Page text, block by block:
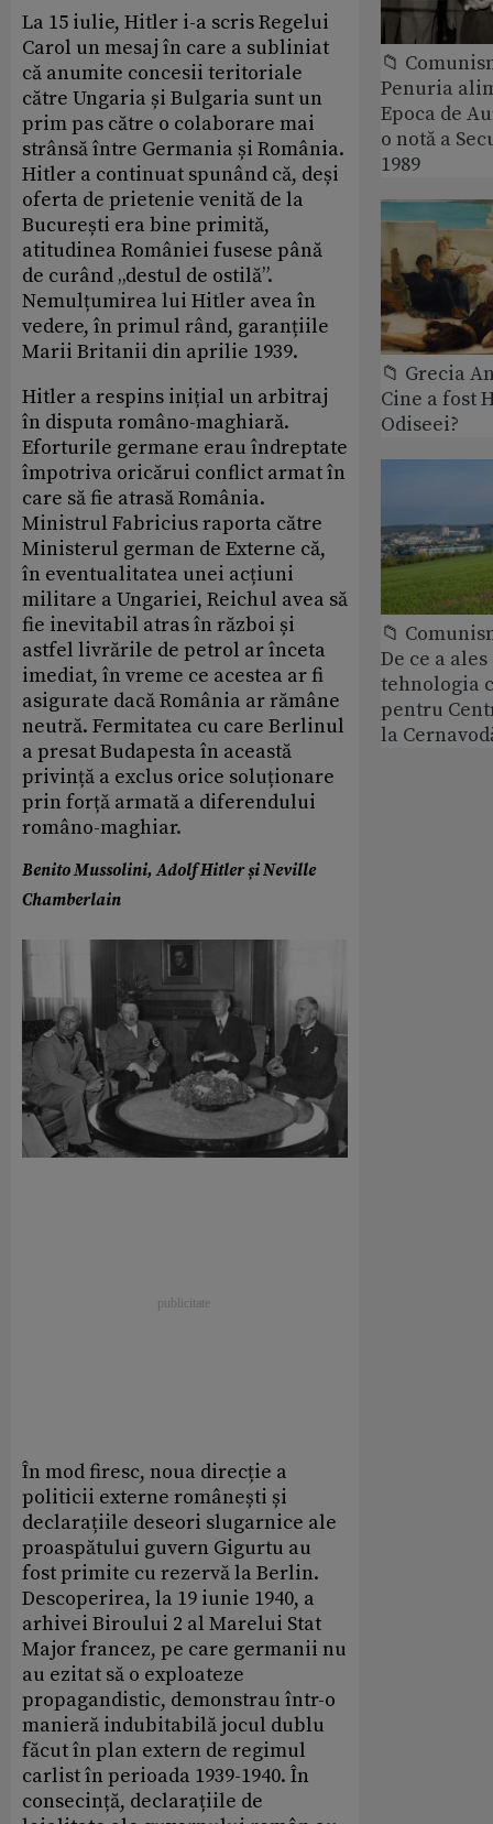
La 15 iulie, Hitler i-a scris Regelui
Carol un mesaj în care a subliniat
că anumite concesii teritoriale
către Ungaria și Bulgaria sunt un
prim pas către o colaborare mai
strânsă între Germania și România.
Hitler a continuat spunând că, deși
oferta de prietenie venită de la
București era bine primită,
atitudinea României fusese până
de curând „destul de ostilă”.
Nemulțumirea lui Hitler avea în
vedere, în primul rând, garanțiile
Marii Britanii din aprilie 1939.
Hitler a respins inițial un arbitraj
în disputa româno-maghiară.
Eforturile germane erau îndreptate
împotriva oricărui conflict armat în
care să fie atrasă România.
Ministrul Fabricius raporta către
Ministerul german de Externe că,
în eventualitatea unei acțiuni
militare a Ungariei, Reichul avea să
fie inevitabil atras în război și
astfel livrările de petrol ar înceta
imediat, în vreme ce acestea ar fi
asigurate dacă România ar rămâne
neutră. Fermitatea cu care Berlinul
a presat Budapesta în această
privință a exclus orice soluționare
prin forță armată a diferendului
româno-maghiar.
Benito Mussolini, Adolf Hitler și Neville
Chamberlain
În mod firesc, noua direcție a
politicii externe românești și
declarațiile deseori slugarnice ale
proaspătului guvern Gigurtu au
fost primite cu rezervă la Berlin.
Descoperirea, la 19 iunie 1940, a
arhivei Biroului 2 al Marelui Stat
Major francez, pe care germanii nu
au ezitat să o exploateze
propagandistic, demonstrau într-o
manieră indubitabilă jocul dublu
făcut în plan extern de regimul
carlist în perioada 1939-1940. În
consecință, declarațiile de
📁
Penuria
Epoca de
o notă a
1989
📁 Grecia
Cine a fost
Odiseei?
📁
De ce a
tehnologia
pentru
la